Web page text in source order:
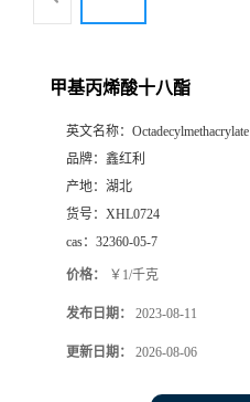
甲基丙烯酸十八酯
英文名称： Octadecylmethacrylate
品牌： 鑫红利
产地： 湖北
货号： XHL0724
cas： 32360-05-7
价格： ￥1/千克
发布日期： 2023-08-11
更新日期： 2026-08-06